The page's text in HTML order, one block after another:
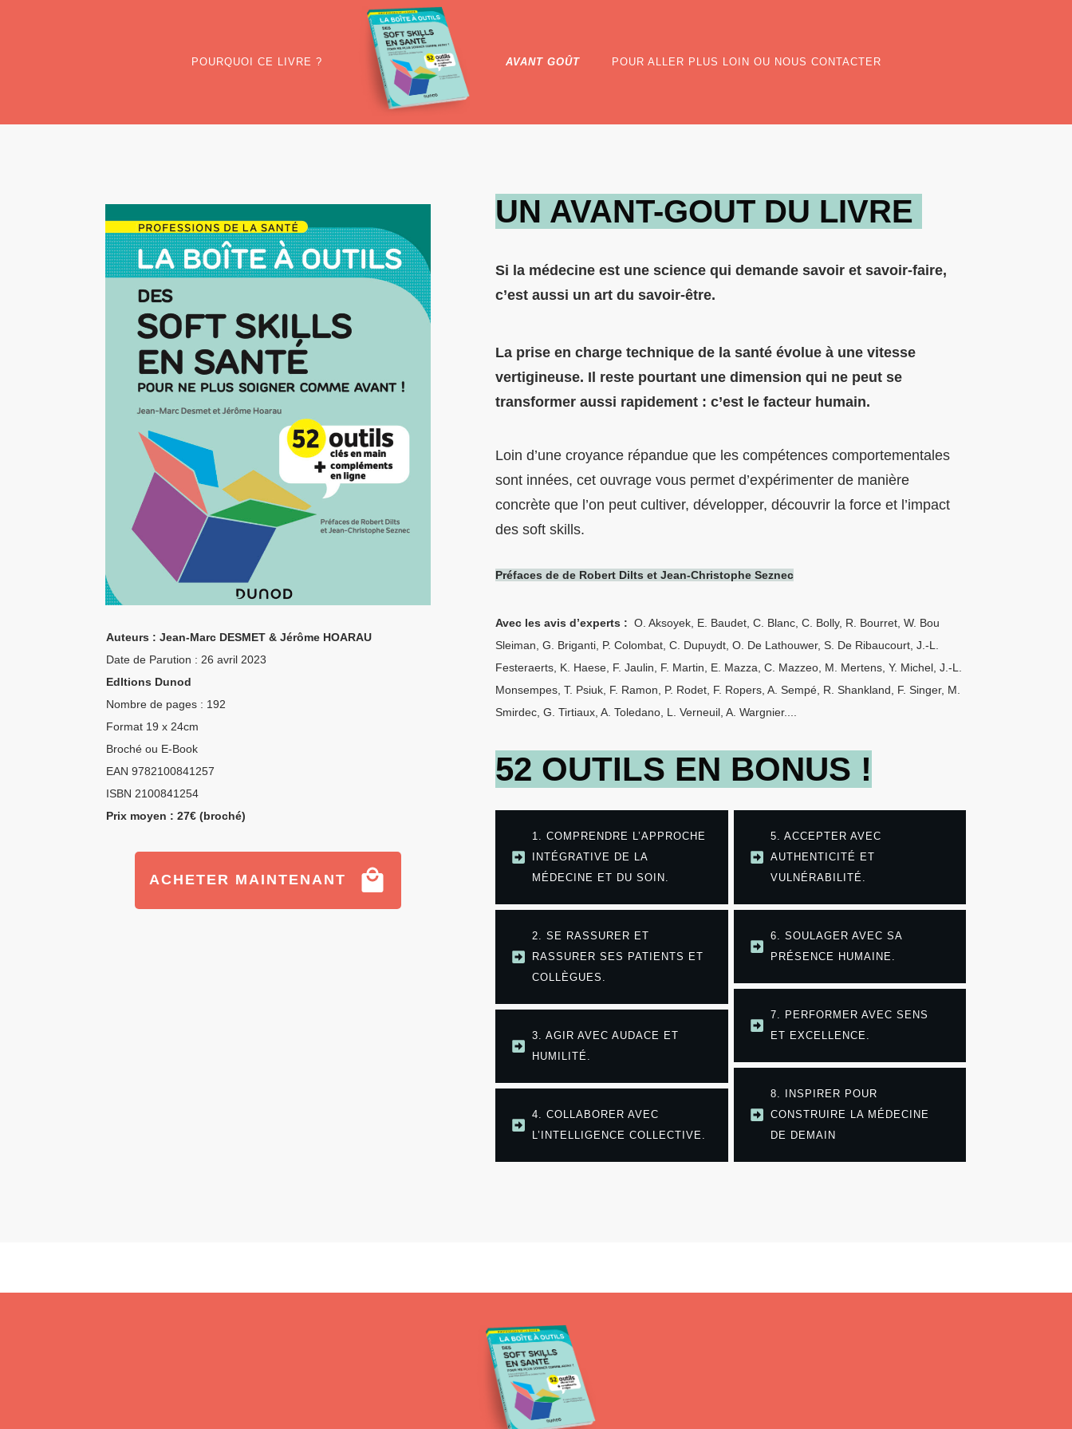
POURQUOI CE LIVRE ? AVANT GOÛT POUR ALLER PLUS LOIN OU NOUS CONTACTER
Auteurs : Jean-Marc DESMET & Jérôme HOARAU
Date de Parution : 26 avril 2023
EdItions Dunod
Nombre de pages : 192
Format 19 x 24cm
Broché ou E-Book
EAN 9782100841257
ISBN 2100841254
Prix moyen : 27€ (broché)
ACHETER MAINTENANT
UN AVANT-GOUT DU LIVRE
Si la médecine est une science qui demande savoir et savoir-faire,
c’est aussi un art du savoir-être.
La prise en charge technique de la santé évolue à une vitesse
vertigineuse. Il reste pourtant une dimension qui ne peut se
transformer aussi rapidement : c’est le facteur humain.
Loin d’une croyance répandue que les compétences comportementales
sont innées, cet ouvrage vous permet d’expérimenter de manière
concrète que l’on peut cultiver, développer, découvrir la force et l’impact
des soft skills.
Préfaces de de Robert Dilts et Jean-Christophe Seznec
Avec les avis d’experts : O. Aksoyek, E. Baudet, C. Blanc, C. Bolly, R. Bourret, W. Bou
Sleiman, G. Briganti, P. Colombat, C. Dupuydt, O. De Lathouwer, S. De Ribaucourt, J.-L.
Festeraerts, K. Haese, F. Jaulin, F. Martin, E. Mazza, C. Mazzeo, M. Mertens, Y. Michel, J.-L.
Monsempes, T. Psiuk, F. Ramon, P. Rodet, F. Ropers, A. Sempé, R. Shankland, F. Singer, M.
Smirdec, G. Tirtiaux, A. Toledano, L. Verneuil, A. Wargnier....
52 OUTILS EN BONUS !
1. COMPRENDRE L’APPROCHE
INTÉGRATIVE DE LA
MÉDECINE ET DU SOIN.
2. SE RASSURER ET
RASSURER SES PATIENTS ET
COLLÈGUES.
3. AGIR AVEC AUDACE ET
HUMILITÉ.
4. COLLABORER AVEC
L’INTELLIGENCE COLLECTIVE.
5. ACCEPTER AVEC
AUTHENTICITÉ ET
VULNÉRABILITÉ.
6. SOULAGER AVEC SA
PRÉSENCE HUMAINE.
7. PERFORMER AVEC SENS
ET EXCELLENCE.
8. INSPIRER POUR
CONSTRUIRE LA MÉDECINE
DE DEMAIN